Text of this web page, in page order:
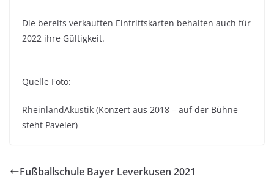
Die bereits verkauften Eintrittskarten behalten auch für
2022 ihre Gültigkeit.
Quelle Foto:
RheinlandAkustik (Konzert aus 2018 – auf der Bühne
steht Paveier)
Fußballschule Bayer Leverkusen 2021